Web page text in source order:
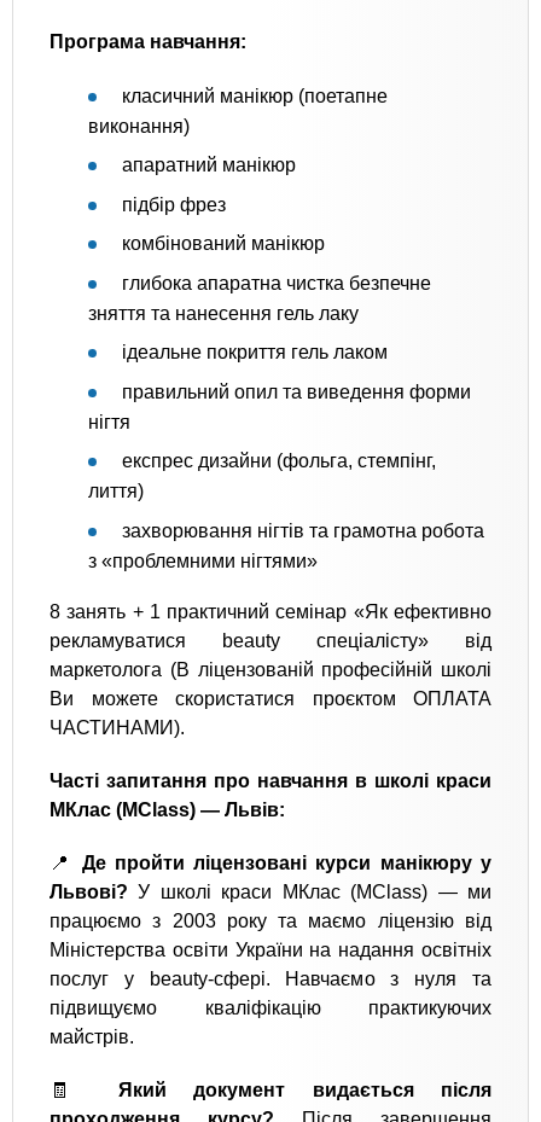
Програма навчання:
класичний манікюр (поетапне
виконання)
апаратний манікюр
підбір фрез
комбінований манікюр
глибока апаратна чистка безпечне
зняття та нанесення гель лаку
ідеальне покриття гель лаком
правильний опил та виведення форми
нігтя
експрес дизайни (фольга, стемпінг,
лиття)
захворювання нігтів та грамотна робота
з «проблемними нігтями»
8 занять + 1 практичний семінар «Як ефективно
рекламуватися beauty спеціалісту» від
маркетолога (В ліцензованій професійній школі
Ви можете скористатися проєктом ОПЛАТА
ЧАСТИНАМИ).
Часті запитання про навчання в школі краси
МКлас (MClass) — Львів:
📍
Де пройти ліцензовані курси манікюру у
Львові? У школі краси МКлас (MClass) — ми
працюємо з 2003 року та маємо ліцензію від
Міністерства освіти України на надання освітніх
послуг у beauty-сфері. Навчаємо з нуля та
підвищуємо кваліфікацію практикуючих
майстрів.
🧾 Який документ видається після